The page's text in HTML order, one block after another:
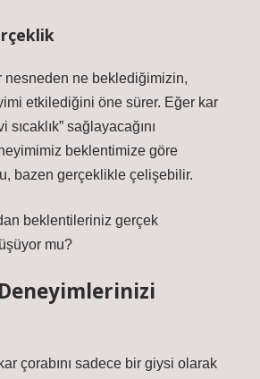
nesneden ne beklediğimizin,
etkilediğini öne sürer. Eğer kar
sıcaklık” sağlayacağını
beklentimize göre
bazen gerçeklikle çelişebilir.
beklentileriniz gerçek
mu?
çorabını sadece bir giysi olarak